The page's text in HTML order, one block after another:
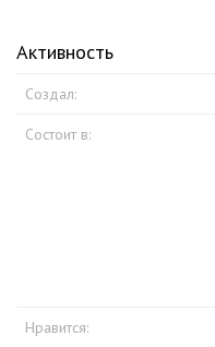
Активность
Создал:
Состоит в:
Нравится: